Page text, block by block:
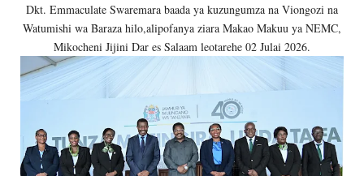
Dkt. Emmaculate Swaremara baada ya kuzungumza na Viongozi na
Watumishi wa Baraza hilo,alipofanya ziara Makao Makuu ya NEMC,
Mikocheni Jijini Dar es Salaam leotarehe 02 Julai 2026.